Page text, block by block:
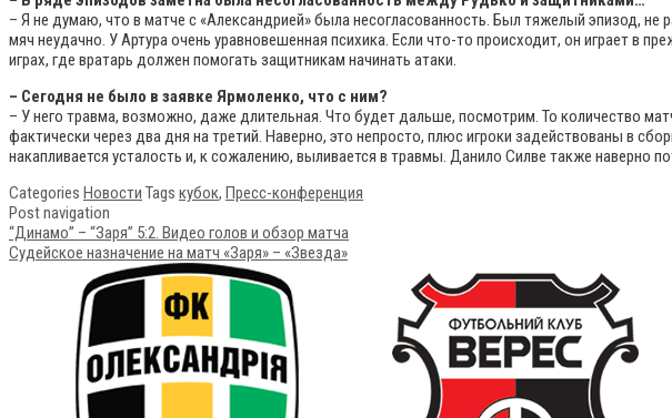
– Я не думаю, что в матче с «Александрией» была несогласованность. Был тяжелый эпизод,
мяч неудачно. У Артура очень уравновешенная психика. Если что-то происходит, он играет в
играх, где вратарь должен помогать защитникам начинать атаки.
– Сегодня не было в заявке Ярмоленко, что с ним?
– У него травма, возможно, даже длительная. Что будет дальше, посмотрим. То количество
фактически через два дня на третий. Наверно, это непросто, плюс игроки задействованы в
накапливается усталость и, к сожалению, выливается в травмы. Данило Силве также наверно
Categories Новости Tags кубок, Пресс-конференция
Post navigation
“Динамо” – “Заря” 5:2. Видео голов и обзор матча
Судейское назначение на матч «Заря» – «Звезда»